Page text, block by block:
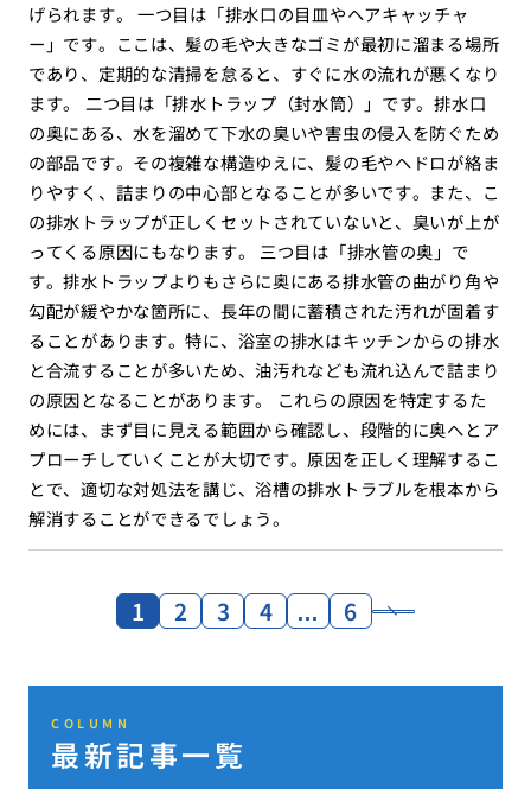
げられます。 一つ目は「排水口の目皿やヘアキャッチャ
ー」です。ここは、髪の毛や大きなゴミが最初に溜まる場所
であり、定期的な清掃を怠ると、すぐに水の流れが悪くなり
ます。 二つ目は「排水トラップ（封水筒）」です。排水口
の奥にある、水を溜めて下水の臭いや害虫の侵入を防ぐため
の部品です。その複雑な構造ゆえに、髪の毛やヘドロが絡ま
りやすく、詰まりの中心部となることが多いです。また、こ
の排水トラップが正しくセットされていないと、臭いが上が
ってくる原因にもなります。 三つ目は「排水管の奥」で
す。排水トラップよりもさらに奥にある排水管の曲がり角や
勾配が緩やかな箇所に、長年の間に蓄積された汚れが固着す
ることがあります。特に、浴室の排水はキッチンからの排水
と合流することが多いため、油汚れなども流れ込んで詰まり
の原因となることがあります。 これらの原因を特定するた
めには、まず目に見える範囲から確認し、段階的に奥へとア
プローチしていくことが大切です。原因を正しく理解するこ
とで、適切な対処法を講じ、浴槽の排水トラブルを根本から
解消することができるでしょう。
1 2 3 4 … 6
COLUMN
最新記事一覧